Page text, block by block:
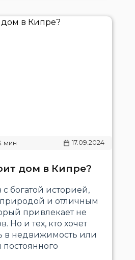
17.09.2024
дом в Кипре?
богатой историей,
и отличным
привлекает не
Но и тех, кто хочет
в недвижимость или